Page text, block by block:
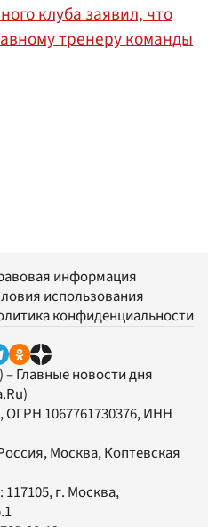
клуба заявил, что
тренеру команды
информация
использования
конфиденциальности
– Главные новости дня
, ОГРН 1067761730376, ИНН
Москва, Коптевская
117105, г. Москва,